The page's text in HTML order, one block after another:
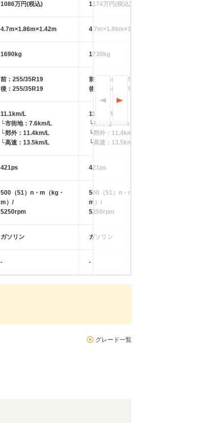
1086万円(税込) 1174万円(税込)
4.7m×1.86m×1.42m 4.7m×1.86m×1.42m
1690kg 1730kg
前：255/35R19
後：255/35R19
前：255/35R19
後：255/35R19
11.1km/L
└市街地：7.6km/L
└郊外：11.4km/L
└高速：13.5km/L
11.1km/L
└市街地：7.6km/L
└郊外：11.4km/L
└高速：13.5km/L
421ps 421ps
500（51）n・m（kg・
m）/
5250rpm
500（51）n・m（kg・
m）/
5250rpm
ガソリン ガソリン
- -
グレード一覧